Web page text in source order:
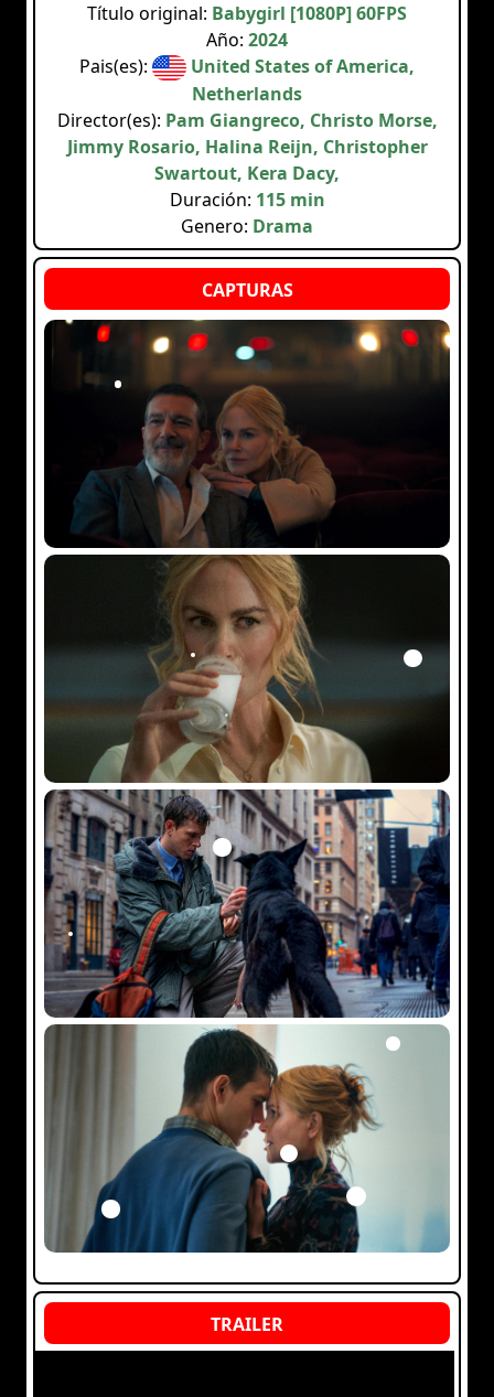
Título original: Babygirl [1080P] 60FPS
Año: 2024
Pais(es):
United States of America,
Netherlands
Director(es): Pam Giangreco, Christo Morse,
Jimmy Rosario, Halina Reijn, Christopher
Swartout, Kera Dacy,
Duración: 115 min
Genero: Drama